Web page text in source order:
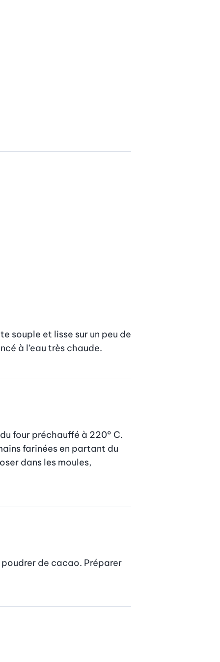
souple et lisse sur un peu de
à l’eau très chaude.
four préchauffé à 220° C.
farinées en partant du
dans les moules,
poudrer de cacao. Préparer